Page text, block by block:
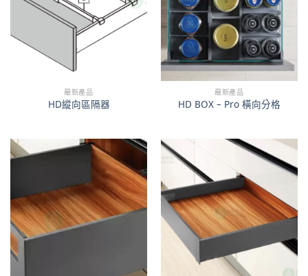
最新產品
HD縱向區隔器
最新產品
HD BOX – Pro 橫向分格